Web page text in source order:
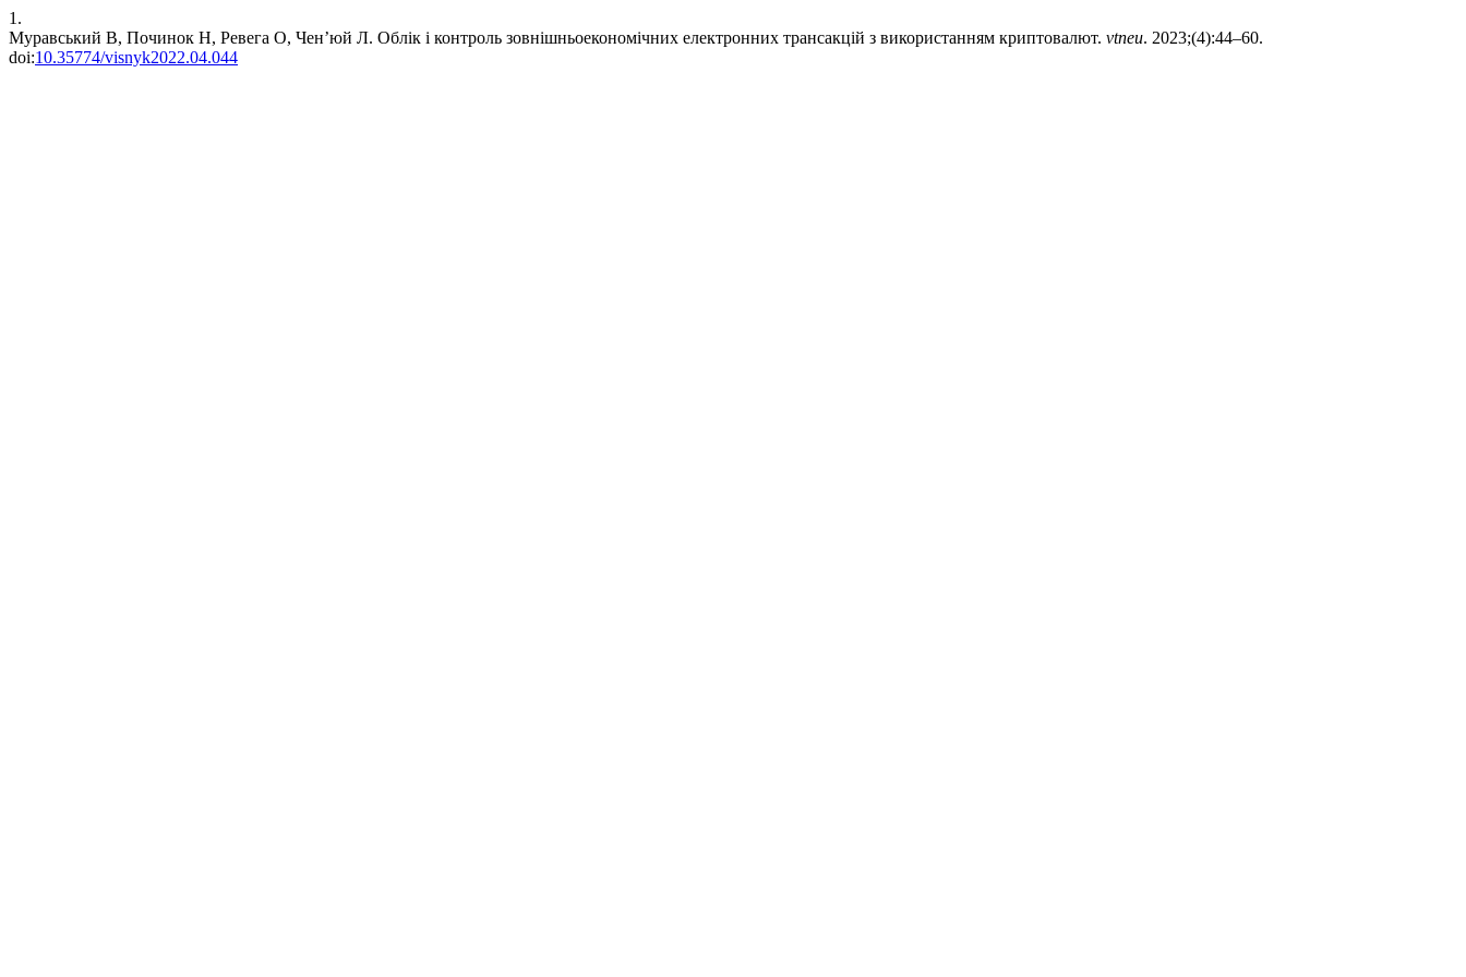
1.
Муравський В, Починок Н, Ревега О, Чен’юй Л. Облік і контроль зовнішньоекономічних електронних трансакцій з використанням криптовалют. vtneu. 2023;(4):44–60.
doi:10.35774/visnyk2022.04.044